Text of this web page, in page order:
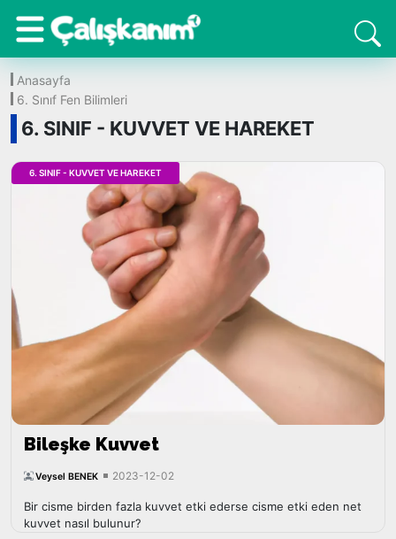
Anasayfa
6. Sınıf Fen Bilimleri
6. SINIF - KUVVET VE HAREKET
Bileşke Kuvvet
Veysel BENEK 2023-12-02
Bir cisme birden fazla kuvvet etki ederse cisme etki eden net
kuvvet nasıl bulunur?
6. SINIF - KUVVET VE HAREKET